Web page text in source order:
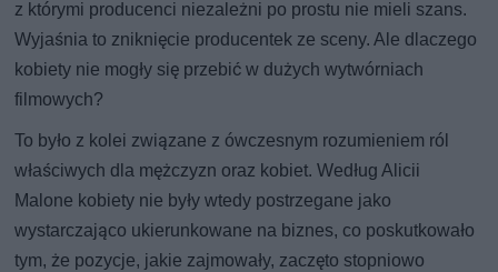
z którymi producenci niezależni po prostu nie mieli szans.
Wyjaśnia to zniknięcie producentek ze sceny. Ale dlaczego
kobiety nie mogły się przebić w dużych wytwórniach
filmowych?
To było z kolei związane z ówczesnym rozumieniem ról
właściwych dla mężczyzn oraz kobiet. Według Alicii
Malone kobiety nie były wtedy postrzegane jako
wystarczająco ukierunkowane na biznes, co poskutkowało
tym, że pozycje, jakie zajmowały, zaczęto stopniowo